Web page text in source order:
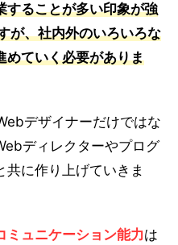
することが多い印象が強
が、社内外のいろいろな
めていく必要がありま
デザイナーだけではな
ディレクターやプログ
に作り上げていきま
ミュニケーション能力は